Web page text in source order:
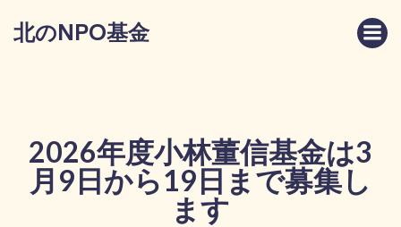
ス
キ
ッ
プ
北のNPO基金
2026年度小林董信基金は3
月9日から19日まで募集し
ます